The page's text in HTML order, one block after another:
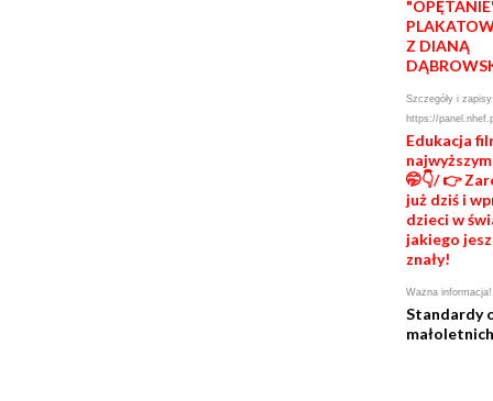
Z DIANĄ
Szczegóły i
https://
Edukacja
🤭👇/ 👉
już dziś i
dzieci w
jakiego
znały!
Ważna informacja!
Standardy
małoletnich